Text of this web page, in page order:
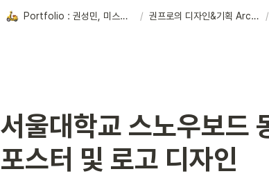
Portfolio : 권성민, 미스터 맥가이버. / 권프로의 디자인&기획 Archive /
서울대학교 스노우보드
포스터 및 로고 디자인